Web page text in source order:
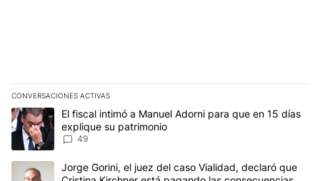
CONVERSACIONES ACTIVAS
Este listado muestra los artículos con más comentarios en los
Un artículo de tendencia con el título "El fiscal intimó a Manuel
El fiscal intimó a Manuel Adorni para que en 15 días
explique su patrimonio
49
Un artículo de tendencia con el título "Jorge Gorini, el juez del
Jorge Gorini, el juez del caso Vialidad, declaró que